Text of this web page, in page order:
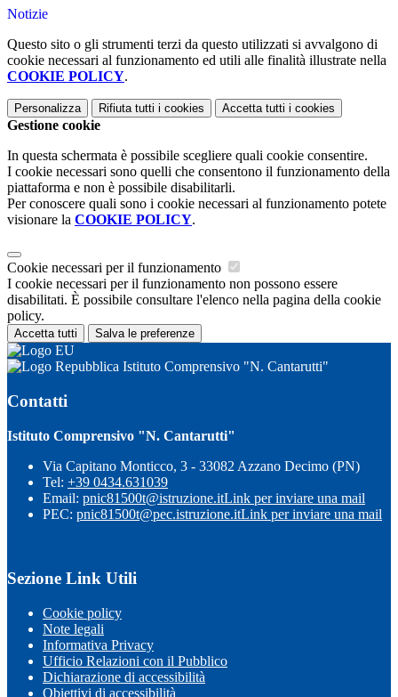
Notizie
Questo sito o gli strumenti terzi da questo utilizzati si avvalgono di
cookie necessari al funzionamento ed utili alle finalità illustrate nella
COOKIE POLICY.
Personalizza Rifiuta tutti i cookies Accetta tutti i cookies
Gestione cookie
In questa schermata è possibile scegliere quali cookie consentire.
I cookie necessari sono quelli che consentono il funzionamento della
piattaforma e non è possibile disabilitarli.
Per conoscere quali sono i cookie necessari al funzionamento potete
visionare la COOKIE POLICY.
Cookie necessari per il funzionamento
I cookie necessari per il funzionamento non possono essere
disabilitati. È possibile consultare l'elenco nella pagina della cookie
policy.
Accetta tutti Salva le preferenze
Istituto Comprensivo "N. Cantarutti"
Contatti
Istituto Comprensivo "N. Cantarutti"
Via Capitano Monticco, 3 - 33082 Azzano Decimo (PN)
Tel: +39 0434.631039
Email: pnic81500t@istruzione.itLink per inviare una mail
PEC: pnic81500t@pec.istruzione.itLink per inviare una mail
Sezione Link Utili
Cookie policy
Note legali
Informativa Privacy
Ufficio Relazioni con il Pubblico
Dichiarazione di accessibilità
Obiettivi di accessibilità